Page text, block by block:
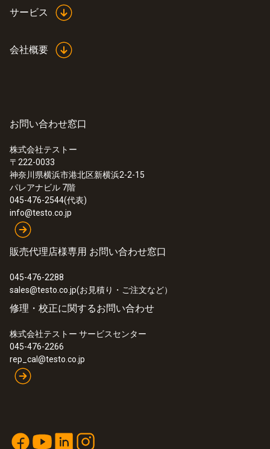
:0560 4450
testo 445 - 多機能環境測定器
サービス
会社概要
お問い合わせ窓口
株式会社テストー
〒222-0033
神奈川県横浜市港北区新横浜2-2-15
パレアナビル 7階
045-476-2544(代表)
info@testo.co.jp
販売代理店様専用 お問い合わせ窓口
045-476-2288
sales@testo.co.jp(お見積り・ご注文など）
修理・校正に関するお問い合わせ
株式会社テストー サービスセンター
045-476-2266
rep_cal@testo.co.jp